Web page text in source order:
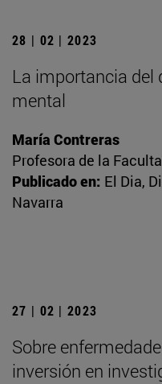
28 | 02 | 2023
La importancia del
mental
María Contreras
Profesora de la
Publicado en: El Dia,
Navarra
27 | 02 | 2023
Sobre
inversión en